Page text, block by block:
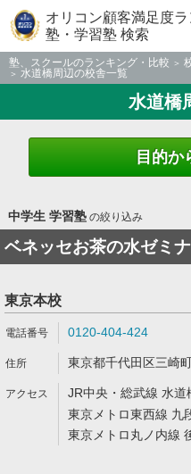
オリコン顧客満足度
塾・学習塾 検索
塾、スクールのランキング・比較
水道橋周辺の校舎一覧
水道橋
目的か
中学生 学習塾の絞り込み
ベネッセお茶の水ゼミ
東京本校
0120-404-424
東京都千代田区三崎
JR中央・総武線 水
東京メトロ東西線 九
東京メトロ丸ノ内線